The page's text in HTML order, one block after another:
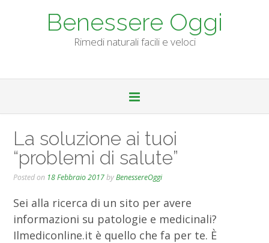
Benessere Oggi
Rimedi naturali facili e veloci
La soluzione ai tuoi
“problemi di salute”
Posted on 18 Febbraio 2017byBenessereOggi
Sei alla ricerca di un sito per avere
informazioni su patologie e medicinali?
Ilmediconline.it è quello che fa per te. È